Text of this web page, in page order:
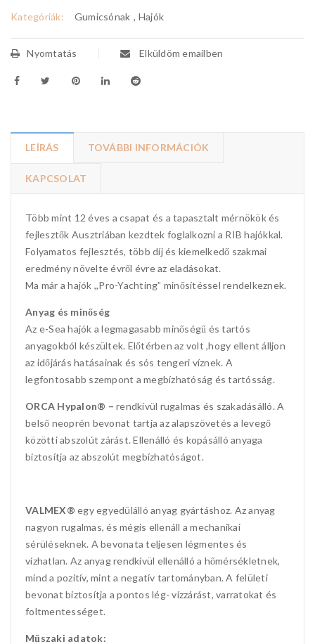
Kategóriák: Gumicsónak , Hajók
Nyomtatás Elküldöm emailben
LEÍRÁS TOVÁBBI INFORMÁCIÓK
KAPCSOLAT
Több mint 12 éves a csapat és a tapasztalt mérnökök és
fejlesztők Ausztriában kezdtek foglalkozni a RIB hajókkal.
Folyamatos fejlesztés, több díj és kiemelkedő szakmai
eredmény növelte évről évre az eladásokat.
Ma már a hajók ,,Pro-Yachting” minősítéssel rendelkeznek.
Anyag és minőség
Az e-Sea hajók a legmagasabb minőségű és tartós
anyagokból készültek. Előtérben az volt ,hogy ellent álljon
az időjárás hatásainak és sós tengeri víznek. A
legfontosabb szempont a megbízhatóság és tartósság.
ORCA Hypalon® – rendkívül rugalmas és szakadásálló. A
belső neoprén bevonat tartja az alapszövetés a levegő
közötti abszolút zárást. Ellenálló és kopásálló anyaga
biztosítja az abszolút megbízhatóságot.
VALMEX® egy egyedülálló anyag gyártáshoz. Az anyag
nagyon rugalmas, és mégis ellenáll a mechanikai
sérüléseknek. A bevonata teljesen légmentes és
vízhatlan. Az anyag rendkívül ellenálló a hőmérsékletnek,
mind a pozitív, mint a negatív tartományban. A felületi
bevonat biztosítja a pontos lég- vízzárást, varratokat és
foltmentességet.
Műszaki adatok: